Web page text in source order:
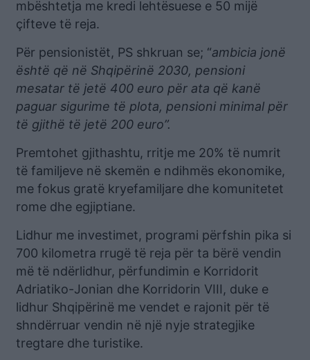
mbështetja me kredi lehtësuese e 50 mijë
çifteve të reja.
Për pensionistët, PS shkruan se; “ambicia jonë
është që në Shqipërinë 2030, pensioni
mesatar të jetë 400 euro për ata që kanë
paguar sigurime të plota, pensioni minimal për
të gjithë të jetë 200 euro”.
Premtohet gjithashtu, rritje me 20% të numrit
të familjeve në skemën e ndihmës ekonomike,
me fokus gratë kryefamiljare dhe komunitetet
rome dhe egjiptiane.
Lidhur me investimet, programi përfshin pika si
700 kilometra rrugë të reja për ta bërë vendin
më të ndërlidhur, përfundimin e Korridorit
Adriatiko-Jonian dhe Korridorin VIII, duke e
lidhur Shqipërinë me vendet e rajonit për të
shndërruar vendin në një nyje strategjike
tregtare dhe turistike.